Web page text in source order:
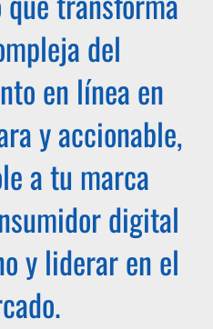
del
en línea en
y accionable,
a tu marca
digital
y liderar en el